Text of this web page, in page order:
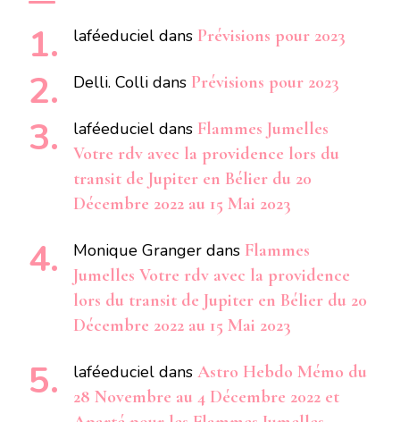
laféeduciel dans Prévisions pour 2023
Delli. Colli dans Prévisions pour 2023
laféeduciel dans Flammes Jumelles
Votre rdv avec la providence lors du
transit de Jupiter en Bélier du 20
Décembre 2022 au 15 Mai 2023
Monique Granger dans Flammes
Jumelles Votre rdv avec la providence
lors du transit de Jupiter en Bélier du 20
Décembre 2022 au 15 Mai 2023
laféeduciel dans Astro Hebdo Mémo du
28 Novembre au 4 Décembre 2022 et